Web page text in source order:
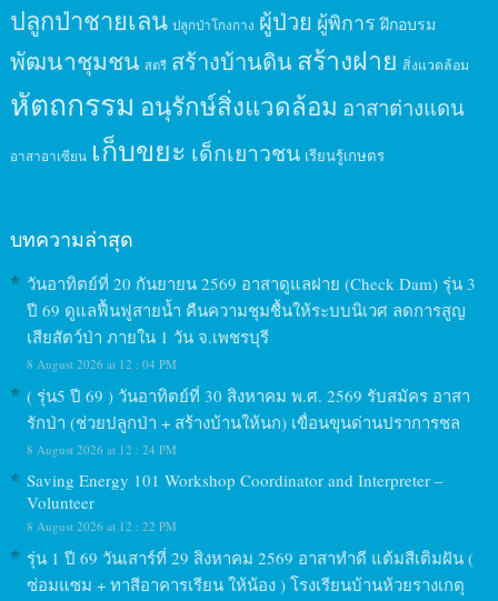
ปลูกป่าชายเลน ปลูกป่าโกงกาง ผู้ป่วย ผู้พิการ ฝึกอบรม
พัฒนาชุมชน สตรี สร้างบ้านดินสร้างฝาย สิ่งแวดล้อม
หัตถกรรม อนุรักษ์สิ่งแวดล้อม อาสาต่างแดน
อาสาอาเซียน เก็บขยะ เด็กเยาวชน เรียนรู้เกษตร
บทความล่าสุด
วันอาทิตย์ที่ 20 กันยายน 2569 อาสาดูแลฝาย (Check Dam) รุ่น 3
ปี 69 ดูแลฟื้นฟูสายน้ำ คืนความชุมชื้นให้ระบบนิเวศ ลดการสูญ
เสียสัตว์ป่า ภายใน 1 วัน จ.เพชรบุรี
8 August 2026 at 12 : 04 PM
( รุ่น5 ปี 69 ) วันอาทิตย์ที่ 30 สิงหาคม พ.ศ. 2569 รับสมัคร อาสา
รักป่า (ช่วยปลูกป่า + สร้างบ้านให้นก) เขื่อนขุนด่านปราการชล
8 August 2026 at 12 : 24 PM
Saving Energy 101 Workshop Coordinator and Interpreter –
Volunteer
8 August 2026 at 12 : 22 PM
รุ่น 1 ปี 69 วันเสาร์ที่ 29 สิงหาคม 2569 อาสาทำดี แต้มสีเติมฝัน (
ซ่อมแซม + ทาสีอาคารเรียน ให้น้อง ) โรงเรียนบ้านห้วยรางเกตุ